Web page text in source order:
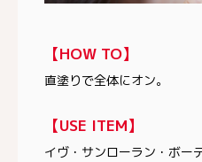
【HOW TO】
直塗りで全体にオン。
【USE ITEM】
イヴ・サンローラン・ボー